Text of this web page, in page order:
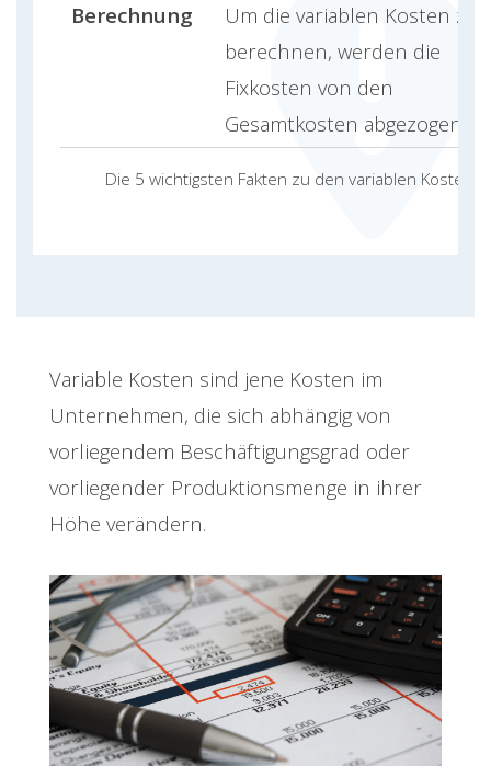
Die 5 wichtigsten Fakten zu den variablen Kosten
Berechnung
Um die variablen Kosten zu
berechnen, werden die
Fixkosten von den
Gesamtkosten abgezogen.
Variable Kosten sind jene Kosten im
Unternehmen, die sich abhängig von
vorliegendem Beschäftigungsgrad oder
vorliegender Produktionsmenge in ihrer
Höhe verändern.